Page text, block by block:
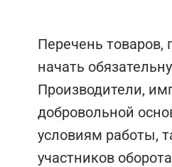
Перечень
начать
Производители,
добровольной
условиям работы,
участников